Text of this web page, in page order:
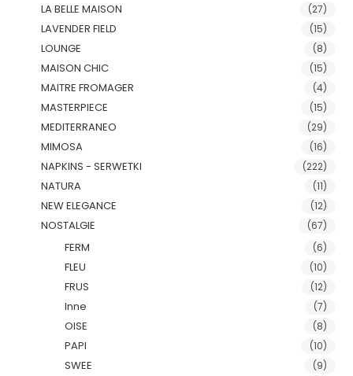
LA BELLE MAISON (27)
LAVENDER FIELD (15)
LOUNGE (8)
MAISON CHIC (15)
MAITRE FROMAGER (4)
MASTERPIECE (15)
MEDITERRANEO (29)
MIMOSA (16)
NAPKINS - SERWETKI (222)
NATURA (11)
NEW ELEGANCE (12)
NOSTALGIE (67)
FERM (6)
FLEU (10)
FRUS (12)
Inne (7)
OISE (8)
PAPI (10)
SWEE (9)